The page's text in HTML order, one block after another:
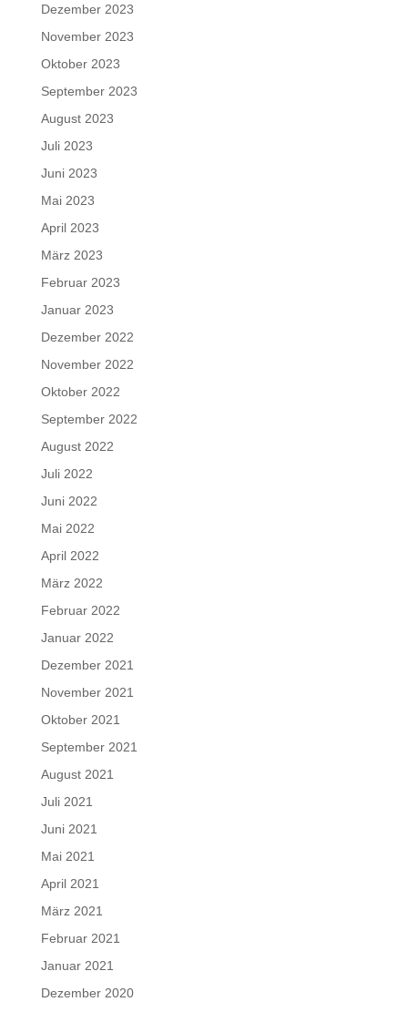
Dezember 2023
November 2023
Oktober 2023
September 2023
August 2023
Juli 2023
Juni 2023
Mai 2023
April 2023
März 2023
Februar 2023
Januar 2023
Dezember 2022
November 2022
Oktober 2022
September 2022
August 2022
Juli 2022
Juni 2022
Mai 2022
April 2022
März 2022
Februar 2022
Januar 2022
Dezember 2021
November 2021
Oktober 2021
September 2021
August 2021
Juli 2021
Juni 2021
Mai 2021
April 2021
März 2021
Februar 2021
Januar 2021
Dezember 2020